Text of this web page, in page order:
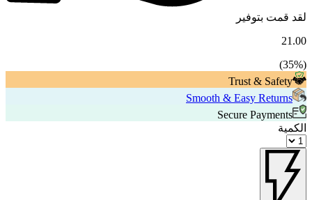
لقد قمت بتوفير
21.00
(
35%)
Trust & Safety
Smooth & Easy Returns
Secure Payments
الكمية